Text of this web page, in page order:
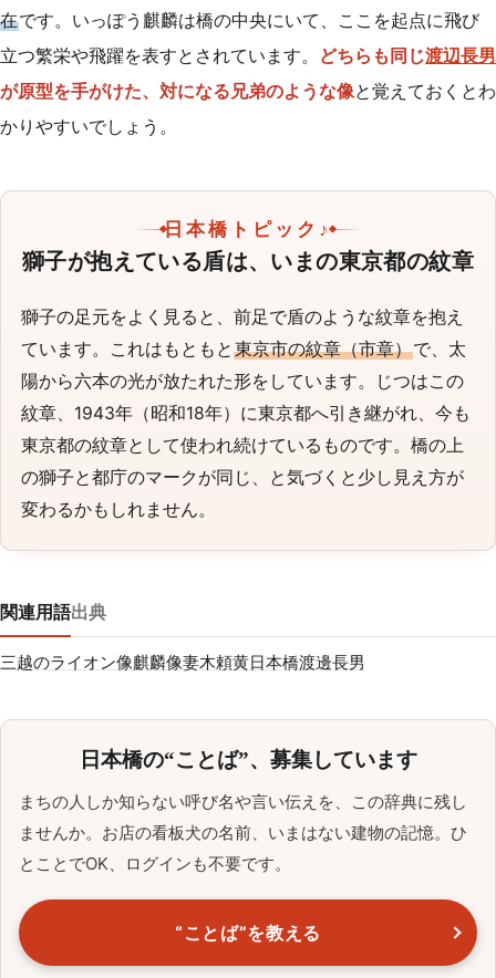
在です。いっぽう麒麟は橋の中央にいて、ここを起点に飛び
立つ繁栄や飛躍を表すとされています。 どちらも同じ渡辺長男
が原型を手がけた、対になる兄弟のような像と覚えておくとわ
かりやすいでしょう。
日本橋トピック♪
獅子が抱えている盾は、いまの東京都の紋章
獅子の足元をよく見ると、前足で盾のような紋章を抱え
ています。これはもともと東京市の紋章（市章）で、太
陽から六本の光が放たれた形をしています。じつはこの
紋章、1943年（昭和18年）に東京都へ引き継がれ、今も
東京都の紋章として使われ続けているものです。橋の上
の獅子と都庁のマークが同じ、と気づくと少し見え方が
変わるかもしれません。
関連用語出典
三越のライオン像麒麟像妻木頼黄日本橋渡邊長男
日本橋の“ことば”、募集しています
まちの人しか知らない呼び名や言い伝えを、この辞典に残し
ませんか。お店の看板犬の名前、いまはない建物の記憶。ひ
とことでOK、ログインも不要です。
“ことば”を教える